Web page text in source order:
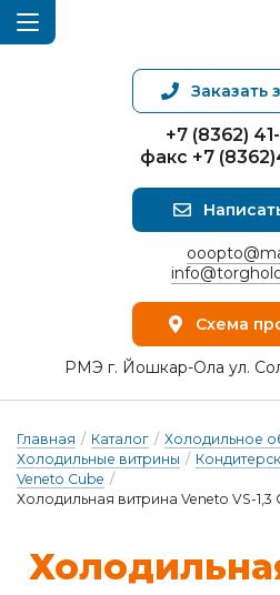
Заказать
+7 (8362)
факс +7
Схема
РМЭ г. Йошкар-Ола ул.
Главная / Каталог / Холодильное
Холодильные витрины /
Veneto Cube /
Холодильная витрина Veneto VS-